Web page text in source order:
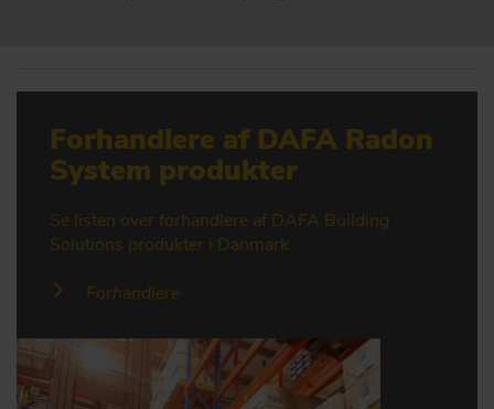
Forhandlere af DAFA Radon
System produkter
Se listen over forhandlere af DAFA Building
Solutions produkter i Danmark.
Forhandlere